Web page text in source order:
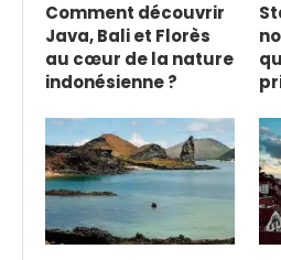
Comment découvrir
Java, Bali et Florès
au cœur de la nature
indonésienne ?